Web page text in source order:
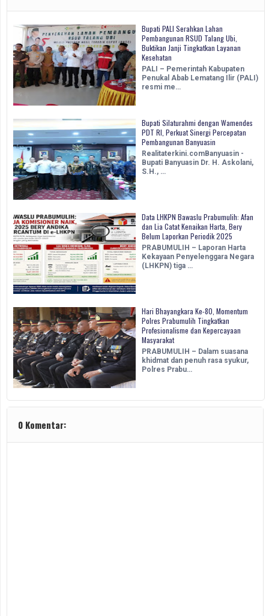
Bupati PALI Serahkan Lahan
Pembangunan RSUD Talang Ubi,
Buktikan Janji Tingkatkan Layanan
Kesehatan
PALI – Pemerintah Kabupaten
Penukal Abab Lematang Ilir (PALI)
resmi me…
Bupati Silaturahmi dengan Wamendes
PDT RI, Perkuat Sinergi Percepatan
Pembangunan Banyuasin ‎
Realitaterkini.comBanyuasin -
Bupati Banyuasin Dr. H. Askolani,
S.H., …
Data LHKPN Bawaslu Prabumulih: Afan
dan Lia Catat Kenaikan Harta, Bery
Belum Laporkan Periodik 2025
PRABUMULIH – Laporan Harta
Kekayaan Penyelenggara Negara
(LHKPN) tiga …
Hari Bhayangkara Ke-80, Momentum
Polres Prabumulih Tingkatkan
Profesionalisme dan Kepercayaan
Masyarakat
PRABUMULIH – Dalam suasana
khidmat dan penuh rasa syukur,
Polres Prabu…
0 Komentar: